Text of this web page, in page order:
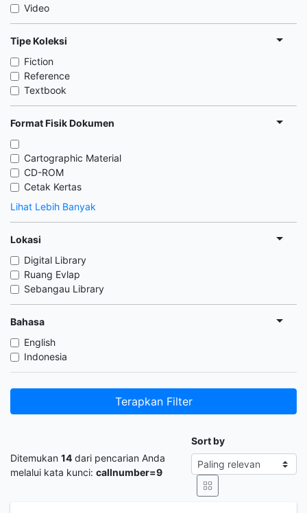
Video
Tipe Koleksi
Fiction
Reference
Textbook
Format Fisik Dokumen
Cartographic Material
CD-ROM
Cetak Kertas
Lihat Lebih Banyak
Lokasi
Digital Library
Ruang Evlap
Sebangau Library
Bahasa
English
Indonesia
Terapkan Filter
Ditemukan 14 dari pencarian Anda
melalui kata kunci: callnumber=9
Sort by